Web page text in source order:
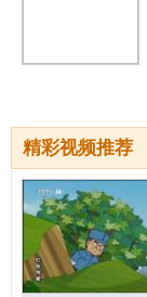
精彩视频推荐